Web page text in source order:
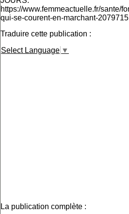
https://www.femmeactuelle.fr/sante/
qui-se-courent-en-marchant-2079715
Traduire cette publication :
Select Language ▼
La publication complète :